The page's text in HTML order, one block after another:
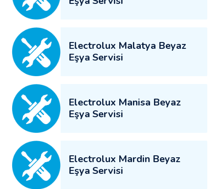
Electrolux Malatya Beyaz
Eşya Servisi
Electrolux Manisa Beyaz
Eşya Servisi
Electrolux Mardin Beyaz
Eşya Servisi